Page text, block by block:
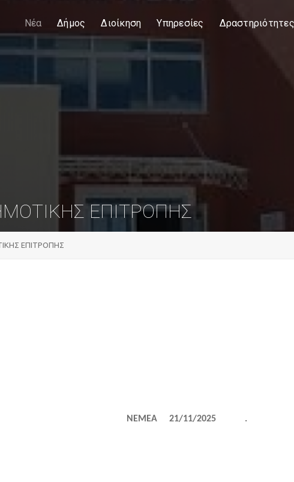
Νέα Δήμος Διοίκηση Υπηρεσίες Δραστηριότητες
ΕΠΙΤΡΟΠΗΣ
ΕΠΙΤΡΟΠΗΣ
ΝΕΜΕΑ 21/11/2025 .